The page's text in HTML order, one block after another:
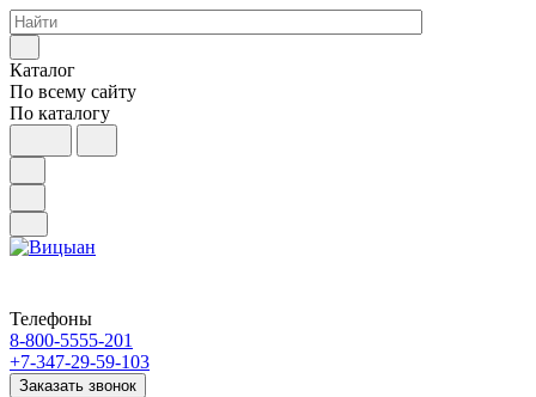
Каталог
По всему сайту
По каталогу
Телефоны
8-800-5555-201
+7-347-29-59-103
Заказать звонок